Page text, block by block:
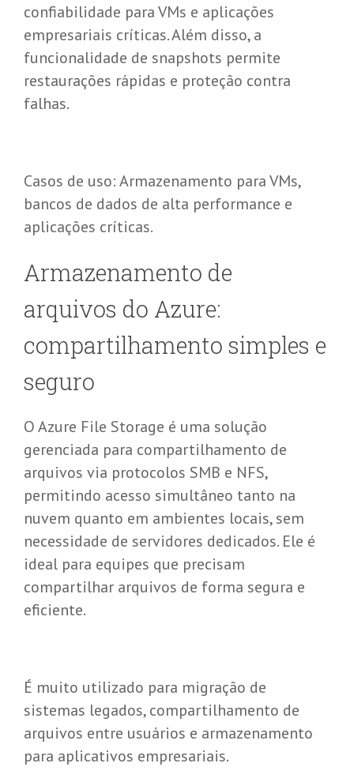
confiabilidade para VMs e aplicações
empresariais críticas. Além disso, a
funcionalidade de snapshots permite
restaurações rápidas e proteção contra
falhas.
Casos de uso: Armazenamento para VMs,
bancos de dados de alta performance e
aplicações críticas.
Armazenamento de
arquivos do Azure:
compartilhamento simples e
seguro
O Azure File Storage é uma solução
gerenciada para compartilhamento de
arquivos via protocolos SMB e NFS,
permitindo acesso simultâneo tanto na
nuvem quanto em ambientes locais, sem
necessidade de servidores dedicados. Ele é
ideal para equipes que precisam
compartilhar arquivos de forma segura e
eficiente.
É muito utilizado para migração de
sistemas legados, compartilhamento de
arquivos entre usuários e armazenamento
para aplicativos empresariais.